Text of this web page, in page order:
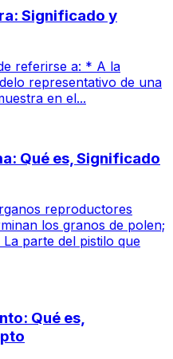
Significado y
referirse a: * A la
representativo de una
en el...
Qué es, Significado
reproductores
los granos de polen;
parte del pistilo que
Qué es,